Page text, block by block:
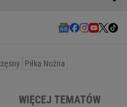
Piłka Nożna
WIĘCEJ TEMATÓW